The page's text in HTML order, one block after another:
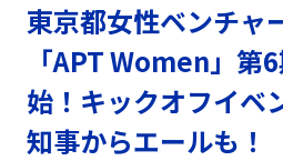
東京都女性ベンチャ
「APT Women」第
始！キックオフイベ
知事からエールも！